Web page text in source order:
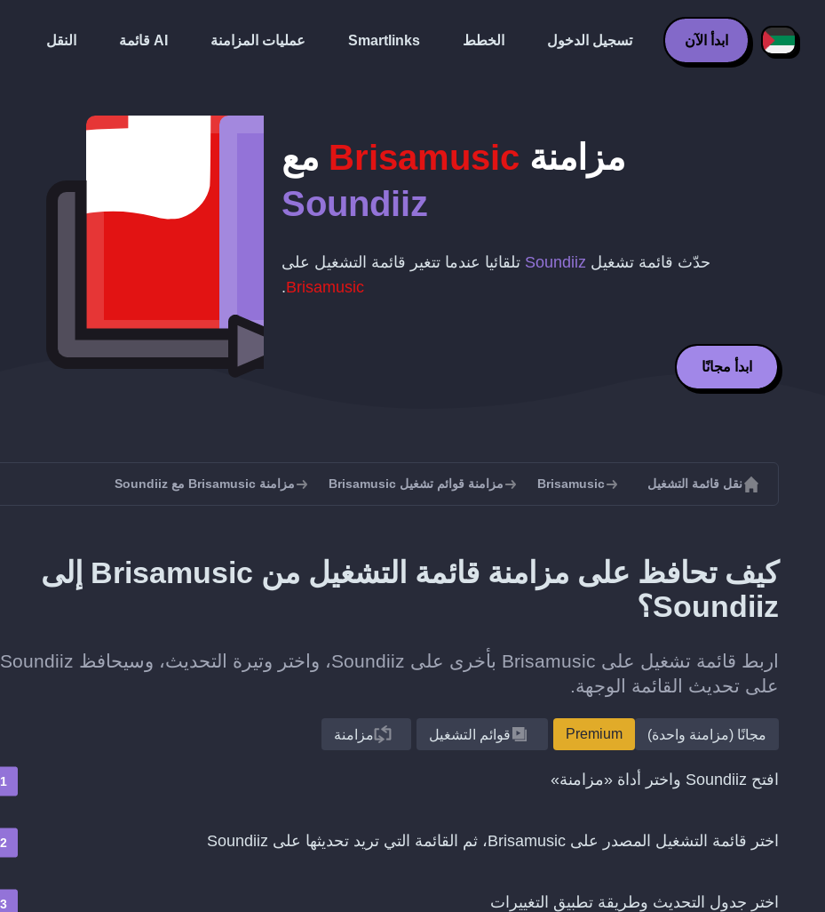
النقل قائمة AI عمليات المزامنة Smartlinks الخطط تسجيل الدخول ابدأ الآن
مزامنة Brisamusic مع
Soundiiz
حدّث قائمة تشغيل Soundiiz تلقائيا عندما تتغير قائمة التشغيل على
Brisamusic
.
ابدأ مجانًا
نقل قائمة التشغيل Brisamusic مزامنة قوائم تشغيل Brisamusic مزامنة Brisamusic مع Soundiiz
كيف تحافظ على مزامنة قائمة التشغيل من Brisamusic إلى
Soundiiz؟
اربط قائمة تشغيل على Brisamusic بأخرى على Soundiiz، واختر وتيرة التحديث، وسيحافظ Soundiiz
على تحديث القائمة الوجهة.
مجانًا (مزامنة واحدة) Premium قوائم التشغيل مزامنة
افتح Soundiiz واختر أداة «مزامنة»
اختر قائمة التشغيل المصدر على Brisamusic، ثم القائمة التي تريد تحديثها على Soundiiz
اختر جدول التحديث وطريقة تطبيق التغييرات